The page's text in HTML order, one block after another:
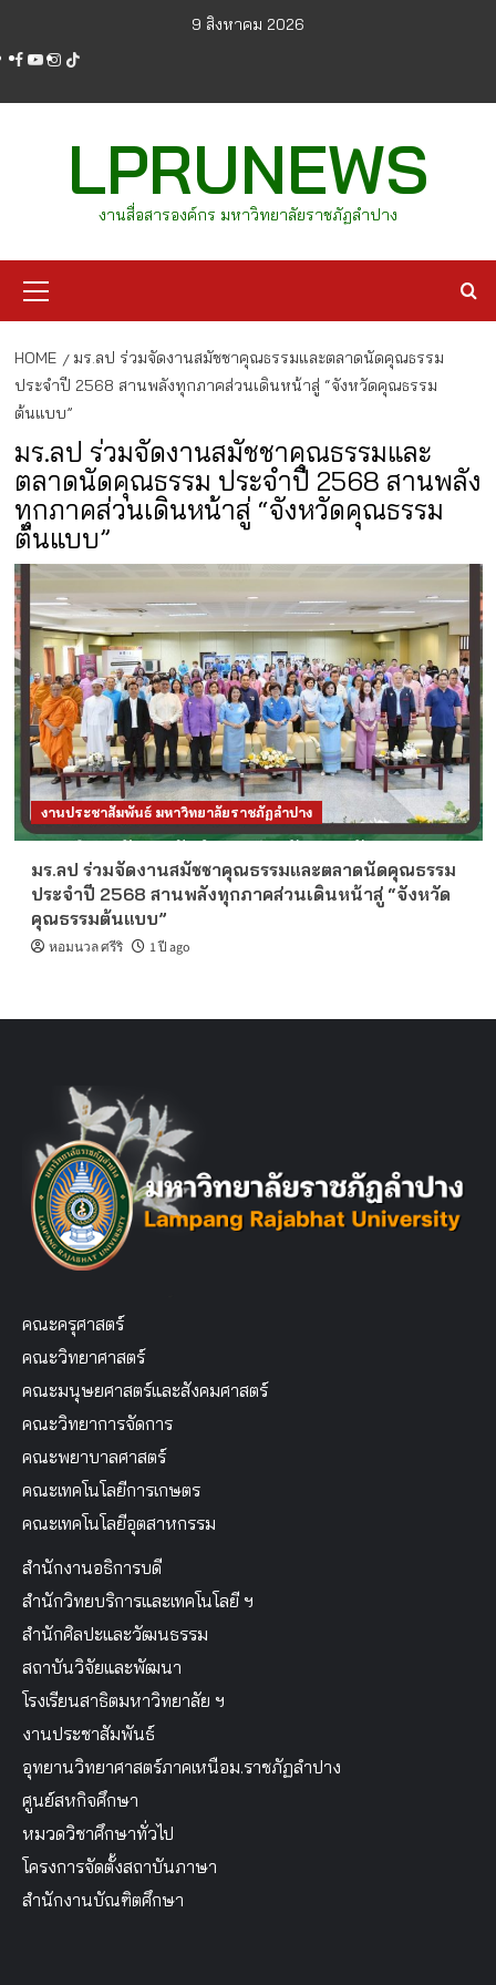
content
9 สิงหาคม 2026
facebook
youtube
instagram
tiktok
LPRUNEWS
งานสื่อสารองค์กร มหาวิทยาลัยราชภัฏลำปาง
Menu
HOME
มร.ลป ร่วมจัดงานสมัชชาคุณธรรมและตลาดนัดคุณธรรม
ประจำปี 2568 สานพลังทุกภาคส่วนเดินหน้าสู่ “จังหวัดคุณธรรม
ต้นแบบ”
มร.ลป ร่วมจัดงานสมัชชาคุณธรรมและ
ตลาดนัดคุณธรรม ประจำปี 2568 สานพลัง
ทุกภาคส่วนเดินหน้าสู่ “จังหวัดคุณธรรม
ต้นแบบ”
งานประชาสัมพันธ์ มหาวิทยาลัยราชภัฏลำปาง
มร.ลป ร่วมจัดงานสมัชชาคุณธรรมและตลาดนัดคุณธรรม
ประจำปี 2568 สานพลังทุกภาคส่วนเดินหน้าสู่ “จังหวัด
คุณธรรมต้นแบบ”
หอมนวล ศรีริ 1 ปี ago
คณะครุศาสตร์
คณะวิทยาศาสตร์
คณะมนุษยศาสตร์และสังคมศาสตร์
คณะวิทยาการจัดการ
คณะพยาบาลศาสตร์
คณะเทคโนโลยีการเกษตร
คณะเทคโนโลยีอุตสาหกรรม
สำนักงานอธิการบดี
สำนักวิทยบริการและเทคโนโลยี ฯ
สำนักศิลปะและวัฒนธรรม
สถาบันวิจัยและพัฒนา
โรงเรียนสาธิตมหาวิทยาลัย ฯ
งานประชาสัมพันธ์
อุทยานวิทยาศาสตร์ภาคเหนือม.ราชภัฏลำปาง
ศูนย์สหกิจศึกษา
หมวดวิชาศึกษาทั่วไป
โครงการจัดตั้งสถาบันภาษา
สำนักงานบัณฑิตศึกษา